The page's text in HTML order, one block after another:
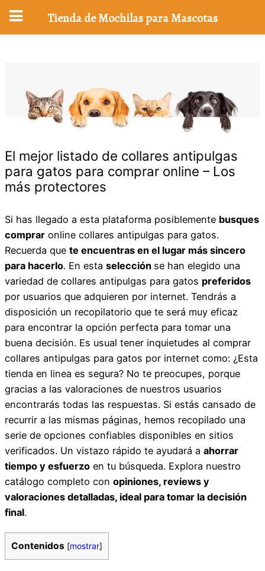
El mejor listado de collares antipulgas
para gatos para comprar online – Los
más protectores
Si has llegado a esta plataforma posiblemente busques
comprar online collares antipulgas para gatos.
Recuerda que te encuentras en el lugar más sincero
para hacerlo. En esta selección se han elegido una
variedad de collares antipulgas para gatos preferidos
por usuarios que adquieren por internet. Tendrás a
disposición un recopilatorio que te será muy eficaz
para encontrar la opción perfecta para tomar una
buena decisión. Es usual tener inquietudes al comprar
collares antipulgas para gatos por internet como: ¿Esta
tienda en linea es segura? No te preocupes, porque
gracias a las valoraciones de nuestros usuarios
encontrarás todas las respuestas. Si estás cansado de
recurrir a las mismas páginas, hemos recopilado una
serie de opciones confiables disponibles en sitios
verificados. Un vistazo rápido te ayudará a ahorrar
tiempo y esfuerzo en tu búsqueda. Explora nuestro
catálogo completo con opiniones, reviews y
valoraciones detalladas, ideal para tomar la decisión
final.
Contenidos [mostrar]
Tienda de Mochilas para Mascotas